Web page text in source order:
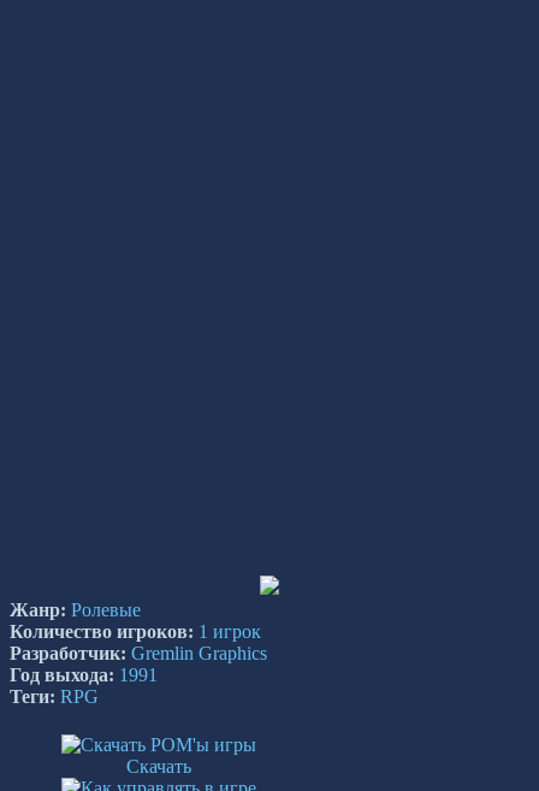
Жанр: Ролевые
Количество игроков: 1 игрок
Разработчик: Gremlin Graphics
Год выхода: 1991
Теги: RPG
Скачать